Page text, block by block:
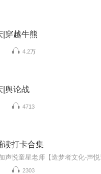
|穿越牛熊
4.2万
|舆论战
4713
读打卡合集
2303